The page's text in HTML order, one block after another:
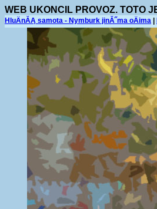
WEB UKONCIL PROVOZ. TOTO
HluÄnĂĄ samota - Nymburk jinĂ˝ma oÄima